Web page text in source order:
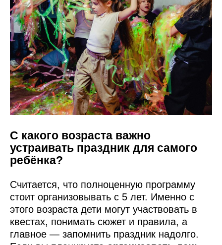
С какого возраста важно
устраивать праздник для самого
ребёнка?
Считается, что полноценную программу
стоит организовывать с 5 лет. Именно с
этого возраста дети могут участвовать в
квестах, понимать сюжет и правила, а
главное — запомнить праздник надолго.